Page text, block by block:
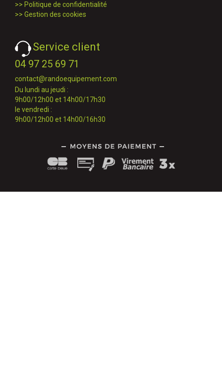
>> Politique de confidentialité
>> Gestion des cookies
Service client
04 97 25 69 71
contact@randoequipement.com
Du lundi au jeudi :
9h00/12h00 et 14h00/17h30
le vendredi :
9h00/12h00 et 14h00/16h30